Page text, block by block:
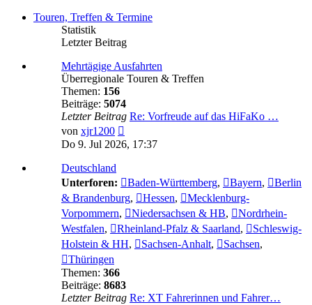
Touren, Treffen & Termine
Statistik
Letzter Beitrag
Mehrtägige Ausfahrten
Überregionale Touren & Treffen
Themen: 156
Beiträge: 5074
Letzter Beitrag Re: Vorfreude auf das HiFaKo …
von xjr1200
Beitrag
Do 9. Jul 2026, 17:37
Deutschland
Unterforen:
Baden-Württemberg, Bayern,
Berlin
& Brandenburg, Hessen,
Mecklenburg-
Vorpommern, Niedersachsen & HB,
Nordrhein-
Westfalen, Rheinland-Pfalz & Saarland,
Schleswig-
Holstein & HH, Sachsen-Anhalt, Sachsen,
Thüringen
Themen: 366
Beiträge: 8683
Letzter Beitrag Re: XT Fahrerinnen und Fahrer…